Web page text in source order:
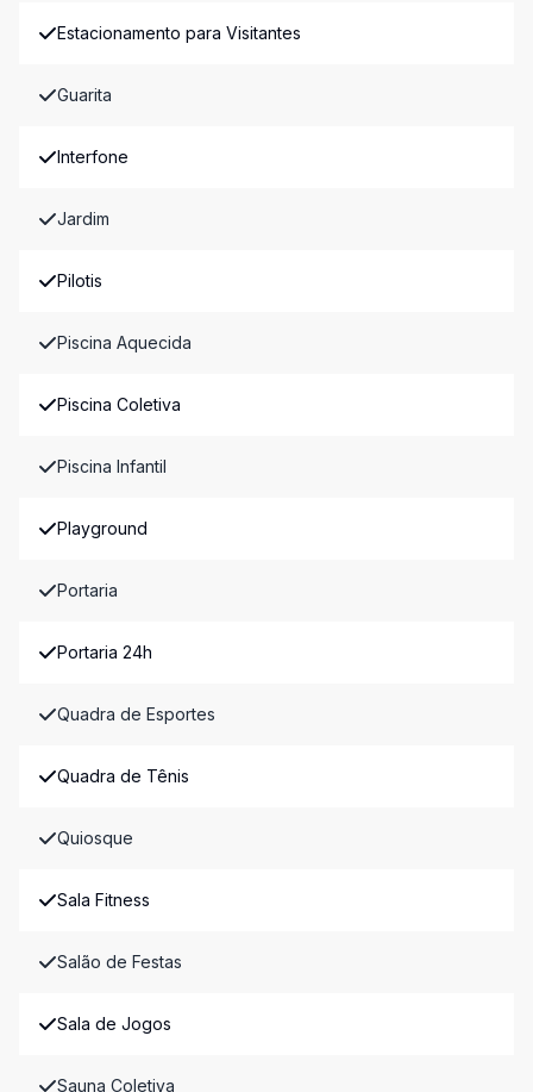
Estacionamento para Visitantes
Guarita
Interfone
Jardim
Pilotis
Piscina Aquecida
Piscina Coletiva
Piscina Infantil
Playground
Portaria
Portaria 24h
Quadra de Esportes
Quadra de Tênis
Quiosque
Sala Fitness
Salão de Festas
Sala de Jogos
Sauna Coletiva